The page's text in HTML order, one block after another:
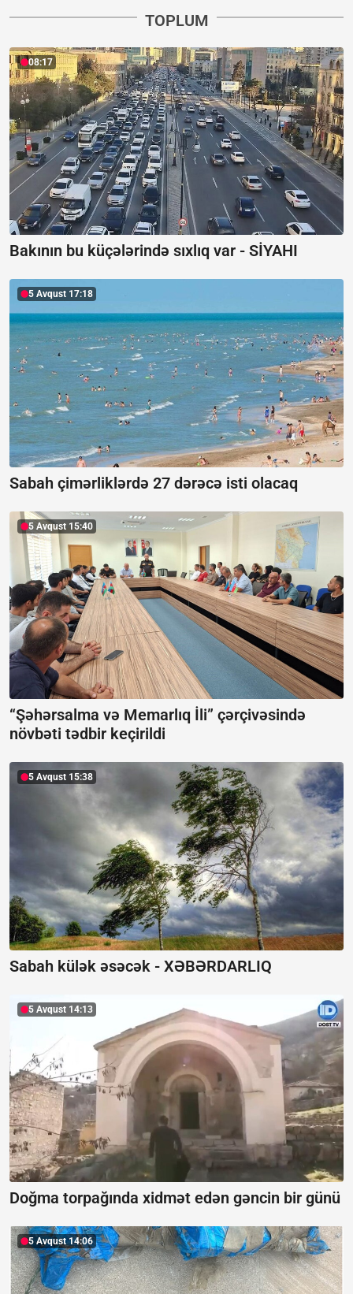
TOPLUM
08:17
Bakının bu küçələrində sıxlıq var - SİYAHI
5 Avqust 17:18
Sabah çimərliklərdə 27 dərəcə isti olacaq
5 Avqust 15:40
“Şəhərsalma və Memarlıq İli” çərçivəsində
növbəti tədbir keçirildi
5 Avqust 15:38
Sabah külək əsəcək - XƏBƏRDARLIQ
5 Avqust 14:13
Doğma torpağında xidmət edən gəncin bir günü
5 Avqust 14:06